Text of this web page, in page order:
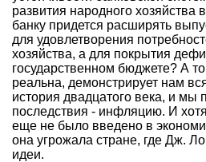
развития народного хозяйства
банку придется расширять
для удовлетворения
хозяйства, а для покрытия
государственном бюджете? А
реальна, демонстрирует нам
история двадцатого века, и мы
последствия - инфляцию. И
еще не было введено в
она угрожала стране, где Дж.
идеи.